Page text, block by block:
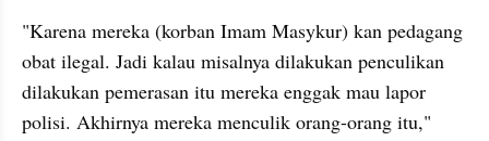
"Karena mereka (korban Imam Masykur) kan pedagang
obat ilegal. Jadi kalau misalnya dilakukan penculikan
dilakukan pemerasan itu mereka enggak mau lapor
polisi. Akhirnya mereka menculik orang-orang itu,"